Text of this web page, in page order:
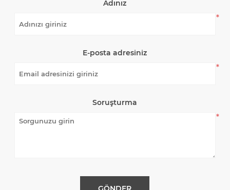
Adınız
*
E-posta adresiniz
*
Soruşturma
*